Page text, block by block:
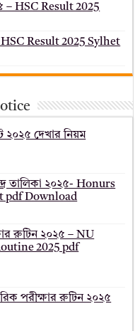
– HSC Result 2025
HSC Result 2025 Sylhet
২০২৫ দেখার নিয়ম
তালিকা ২০২৫- Honurs
pdf Download
রুটিন ২০২৫ – NU
2025 pdf
পরীক্ষার ‍রুটিন ২০২৫